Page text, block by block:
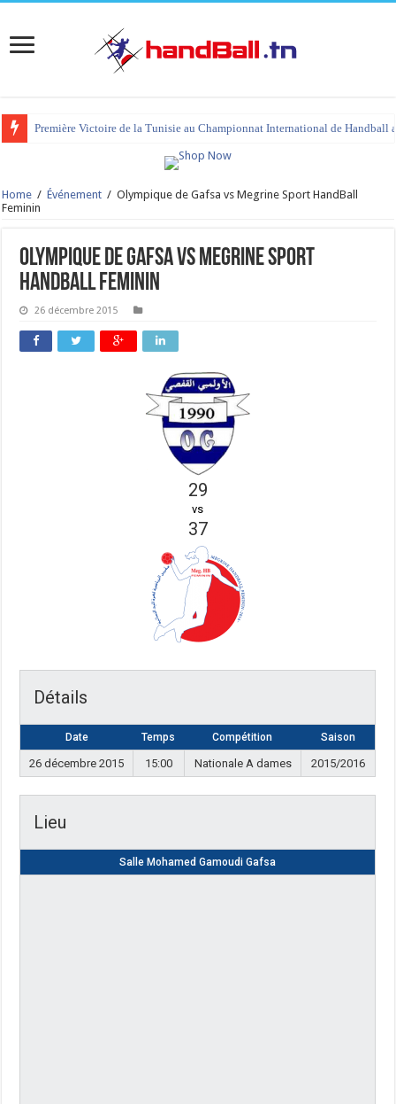
Première Victoire de la Tunisie au Championnat International de Handball
Home / Événement / Olympique de Gafsa vs Megrine Sport HandBall
Feminin
Olympique de Gafsa vs Megrine Sport
HandBall Feminin
26 décembre 2015
29
vs
37
Détails
Date Temps Compétition Saison
26 décembre 2015 15:00 Nationale A dames 2015/2016
Lieu
Salle Mohamed Gamoudi Gafsa